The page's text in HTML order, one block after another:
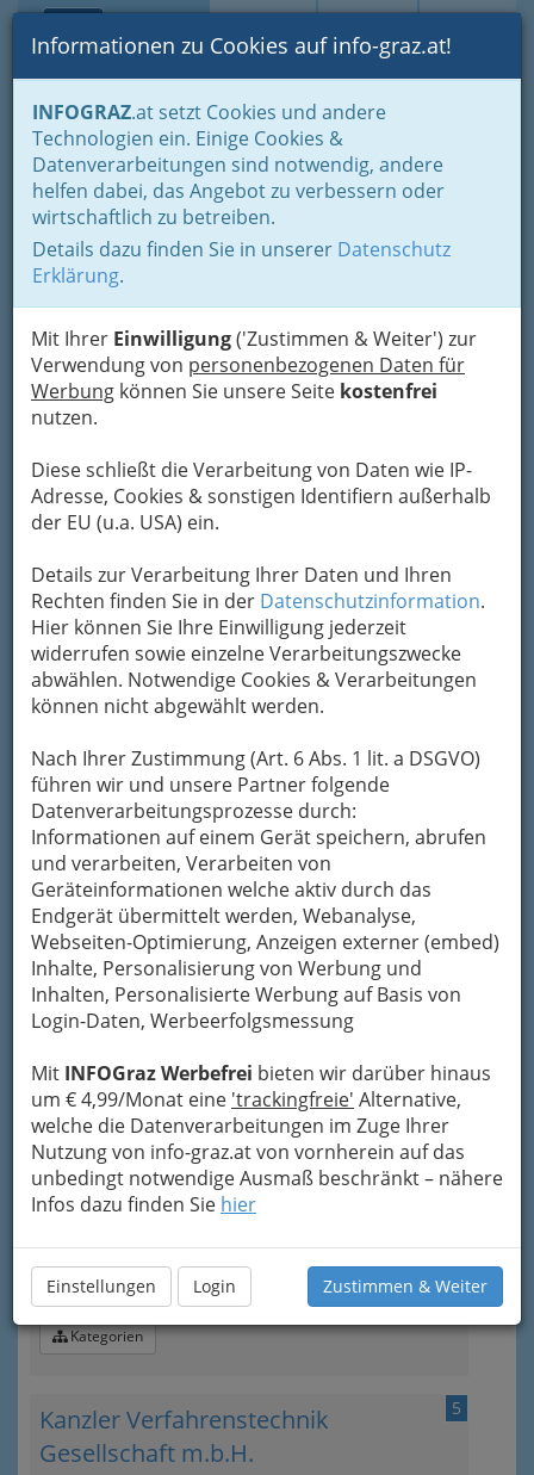
Suche Login Toggle
Informationen zu Cookies auf info-graz.at!
INFOGRAZ.at setzt Cookies und andere
Technologien ein. Einige Cookies &
Datenverarbeitungen sind notwendig, andere
helfen dabei, das Angebot zu verbessern oder
wirtschaftlich zu betreiben.
Details dazu finden Sie in unserer Datenschutz
Erklärung.
Mit Ihrer Einwilligung('Zustimmen & Weiter') zur
Verwendung von personenbezogenen Daten für
Werbung können Sie unsere Seite kostenfrei
nutzen.
Diese schließt die Verarbeitung von Daten wie IP-
Adresse, Cookies & sonstigen Identifiern außerhalb
der EU (u.a. USA) ein.
Details zur Verarbeitung Ihrer Daten und Ihren
Rechten finden Sie in der Datenschutzinformation.
Hier können Sie Ihre Einwilligung jederzeit
widerrufen sowie einzelne Verarbeitungszwecke
abwählen. Notwendige Cookies & Verarbeitungen
können nicht abgewählt werden.
Nach Ihrer Zustimmung (Art. 6 Abs. 1 lit. a DSGVO)
führen wir und unsere Partner folgende
Datenverarbeitungsprozesse durch:
Informationen auf einem Gerät speichern, abrufen
und verarbeiten, Verarbeiten von
Geräteinformationen welche aktiv durch das
Endgerät übermittelt werden, Webanalyse,
Webseiten-Optimierung, Anzeigen externer (embed)
Inhalte, Personalisierung von Werbung und
Inhalten, Personalisierte Werbung auf Basis von
Login-Daten, Werbeerfolgsmessung
Mit INFOGraz Werbefrei bieten wir darüber hinaus
um € 4,99/Monat eine 'trackingfreie' Alternative,
welche die Datenverarbeitungen im Zuge Ihrer
Nutzung von info-graz.at von vornherein auf das
unbedingt notwendige Ausmaß beschränkt – nähere
Infos dazu finden Sie hier
Einstellungen Login Zustimmen & Weiter
Home Branchen
Gewerbe, Handwerk, Banken
Gewerbe & Handwerk, Gliederung der WKO
Landesinnung der Chemischen Gewerbe und der Denkmal-,
Fassaden- und Gebäudereiniger
Chemische Laboratorien
Chemische Laboratorien
Graz und Graz-Umgebung
1
AGLYCON SPREITZ & SPRENGER
OEG
Stremayrgasse 16, 8010 Graz
E-Mail
Karte & Routenplaner
Eintrag ändern
Kategorien
2
DI Dr. Judith Baumgartner
Weinzöttlstraße 1, 8045 Graz
E-Mail
Karte & Routenplaner
Eintrag ändern
Kategorien
3
Holding Graz - Kommunale
Dienstleistungen GmbH
Andreas Hofer-Platz 15, 8010 Graz
+43 316 887 – 0
+43 316 887 – 1154
E-Mail
Karte & Routenplaner
Eintrag ändern
GrazGutschein
Kategorien
4
JSW-Research Forschungslabor
GmbH
+43 316 765 114-0
Karte & Routenplaner
Eintrag ändern
Kategorien
5
Kanzler Verfahrenstechnik
Gesellschaft m.b.H.